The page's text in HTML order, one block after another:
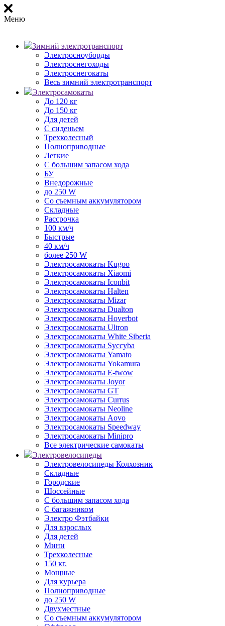
Меню
Зимний электротранспорт
Электросноуборды
Электроснегоходы
Электроснегокаты
Весь зимний электротранспорт
Электросамокаты
До 120 кг
До 150 кг
Для детей
С сиденьем
Трехколесный
Полноприводные
Легкие
С большим запасом хода
БУ
Внедорожные
до 250 W
Со съемным аккумулятором
Складные
Рассрочка
100 км/ч
Быстрые
40 км/ч
более 250 W
Электросамокаты Kugoo
Электросамокаты Xiaomi
Электросамокаты Iconbit
Электросамокаты Halten
Электросамокаты Mizar
Электросамокаты Dualton
Электросамокаты Hoverbot
Электросамокаты Ultron
Электросамокаты White Siberia
Электросамокаты Syccyba
Электросамокаты Yamato
Электросамокаты Yokamura
Электросамокаты E-twow
Электросамокаты Joyor
Электросамокаты GT
Электросамокаты Currus
Электросамокаты Neoline
Электросамокаты Aovo
Электросамокаты Speedway
Электросамокаты Minipro
Все электрические самокаты
Электровелосипеды
Электровелосипеды Колхозник
Складные
Городские
Шоссейные
С большим запасом хода
С багажником
Электро Фэтбайки
Для взрослых
Для детей
Мини
Трехколесные
150 кг.
Мощные
Для курьера
Полноприводные
до 250 W
Двухместные
Со съемным аккумулятором